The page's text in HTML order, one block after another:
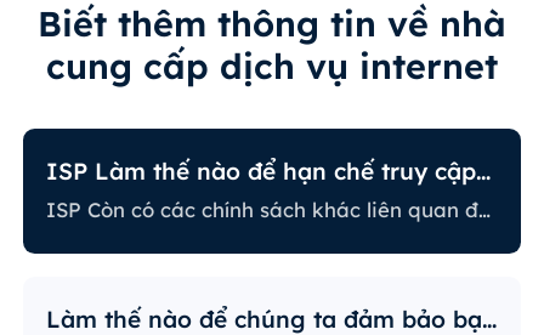
Biết thêm thông tin về nhà
cung cấp dịch vụ internet
ISP Làm thế nào để hạn chế truy cập internet?
ISP Còn có các chính sách khác liên quan đến việc hạn chế một số hoạt động trực tuyến. Một số ISP sẽ ngăn chặn một số trang web, điều này có thể là vấn đề lớn đối với người dùng đại lý. Nhà cung cấp ISP có chính sách nghiêm ngặt nhất sẽ ngăn chặn truy cập vào các nền tảng mạng xã hội, trang web tin tức, v.v. Ngăn chặn các port cụ thể cũng là một phương pháp khá phổ biến, nghiêm ngặt hạn chế cách người dùng truy cập và sử dụng internet.
Làm thế nào để chúng ta đảm bảo bạn sử dụng IP?